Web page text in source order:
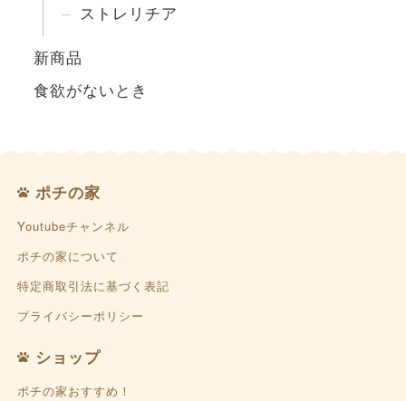
ストレリチア
新商品
食欲がないとき
ポチの家
Youtubeチャンネル
ポチの家について
特定商取引法に基づく表記
プライバシーポリシー
ショップ
ポチの家おすすめ！